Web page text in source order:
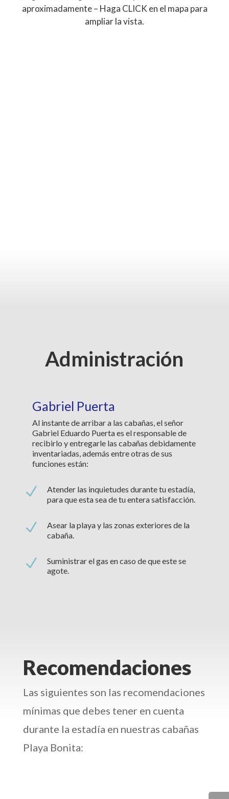
aproximadamente – Haga CLICK en el mapa para
ampliar la vista.
Administración
Gabriel Puerta
Al instante de arribar a las cabañas, el señor
Gabriel Eduardo Puerta es el responsable de
recibirlo y entregarle las cabañas debidamente
inventariadas, además entre otras de sus
funciones están:
N
Atender las inquietudes durante tu estadía,
para que esta sea de tu entera satisfacción.
N
Asear la playa y las zonas exteriores de la
cabaña.
N
Suministrar el gas en caso de que este se
agote.
Recomendaciones
Las siguientes son las recomendaciones
mínimas que debes tener en cuenta
durante la estadía en nuestras cabañas
Playa Bonita: